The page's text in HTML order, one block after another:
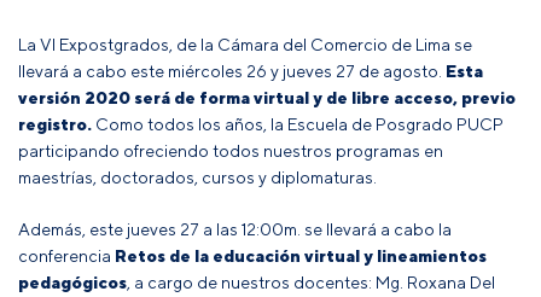
La VI Expostgrados, de la Cámara del Comercio de Lima se
llevará a cabo este miércoles 26 y jueves 27 de agosto. Esta
versión 2020 será de forma virtual y de libre acceso, previo
registro. Como todos los años, la Escuela de Posgrado PUCP
participando ofreciendo todos nuestros programas en
maestrías, doctorados, cursos y diplomaturas.
Además, este jueves 27 a las 12:00m. se llevará a cabo la
conferencia Retos de la educación virtual y lineamientos
pedagógicos, a cargo de nuestros docentes: Mg. Roxana Del